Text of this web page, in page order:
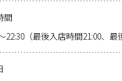
間
22:30（最後入店時間21:00、最